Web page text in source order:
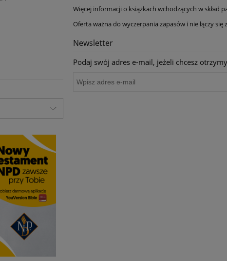
Więcej informacji o książkach wchodzących w skład
Oferta ważna do wyczerpania zapasów i nie łączy
Newsletter
Podaj swój adres e-mail, jeżeli chcesz